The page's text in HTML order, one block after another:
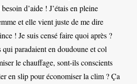
d’aide ! J’étais en pleine
et elle vient juste de me dire
! Je suis censé faire quoi après ?
paradaient en doudoune et col
le chauffage, sont-ils conscients
en slip pour économiser la clim ? Ça